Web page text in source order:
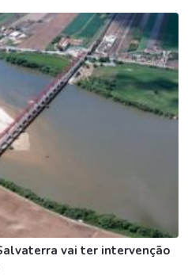
vai ter intervenção